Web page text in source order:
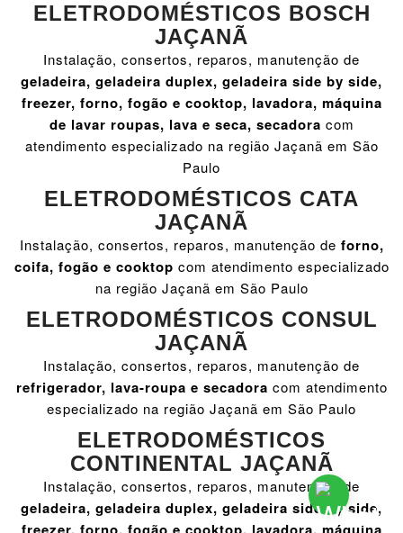
ELETRODOMÉSTICOS BOSCH
JAÇANÃ
Instalação, consertos, reparos, manutenção de
geladeira, geladeira duplex, geladeira side by side,
freezer, forno, fogão e cooktop, lavadora, máquina
de lavar roupas, lava e seca, secadora com
atendimento especializado na região Jaçanã em São
Paulo
ELETRODOMÉSTICOS CATA
JAÇANÃ
Instalação, consertos, reparos, manutenção de forno,
coifa, fogão e cooktop com atendimento especializado
na região Jaçanã em São Paulo
ELETRODOMÉSTICOS CONSUL
JAÇANÃ
Instalação, consertos, reparos, manutenção de
refrigerador, lava-roupa e secadora com atendimento
especializado na região Jaçanã em São Paulo
ELETRODOMÉSTICOS
CONTINENTAL JAÇANÃ
Instalação, consertos, reparos, manutenção de
geladeira, geladeira duplex, geladeira side by side,